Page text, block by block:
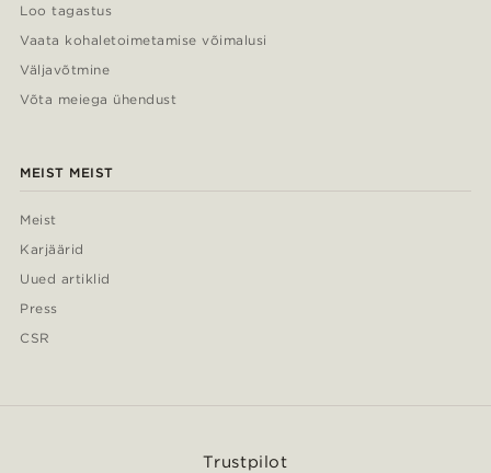
Loo tagastus
Vaata kohaletoimetamise võimalusi
Väljavõtmine
Võta meiega ühendust
MEIST MEIST
Meist
Karjäärid
Uued artiklid
Press
CSR
Trustpilot